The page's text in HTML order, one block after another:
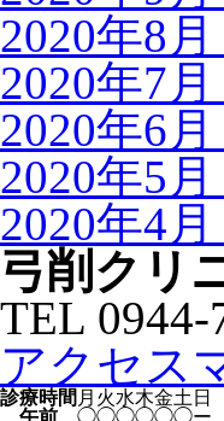
2020年8
2020年7
2020年6
2020年5
2020年4
弓削クリ
TEL 0944-
アクセス
診療時間 月 火水木金土 日
午前
◯◯◯◯◯◯ー